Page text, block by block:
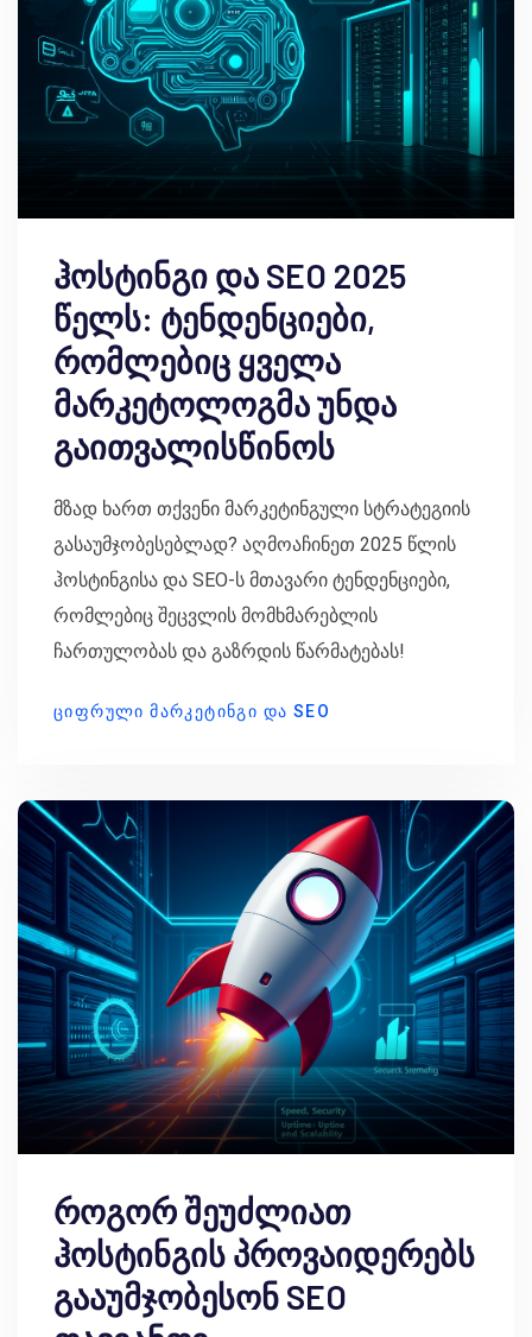
ჰოსტინგი და SEO 2025
წელს: ტენდენციები,
რომლებიც ყველა
მარკეტოლოგმა უნდა
გაითვალისწინოს
მზად ხართ თქვენი მარკეტინგული სტრატეგიის
გასაუმჯობესებლად? აღმოაჩინეთ 2025 წლის
ჰოსტინგისა და SEO-ს მთავარი ტენდენციები,
რომლებიც შეცვლის მომხმარებლის
ჩართულობას და გაზრდის წარმატებას!
ᲪᲘᲤᲠᲣᲚᲘ ᲛᲐᲠᲙᲔᲢᲘᲜᲒᲘ ᲓᲐ SEO
როგორ შეუძლიათ
ჰოსტინგის პროვაიდერებს
გააუმჯობესონ SEO